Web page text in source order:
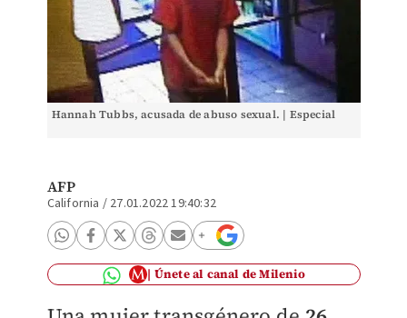
Hannah Tubbs, acusada de abuso sexual. | Especial
AFP
California / 27.01.2022 19:40:32
Únete al canal de Milenio